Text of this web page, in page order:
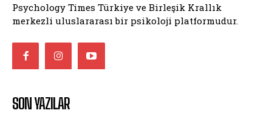
Psychology Times Türkiye ve Birleşik Krallık
merkezli uluslararası bir psikoloji platformudur.
SON YAZILAR